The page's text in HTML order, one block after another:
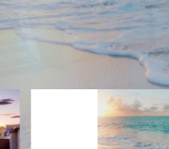
リフォーム事業